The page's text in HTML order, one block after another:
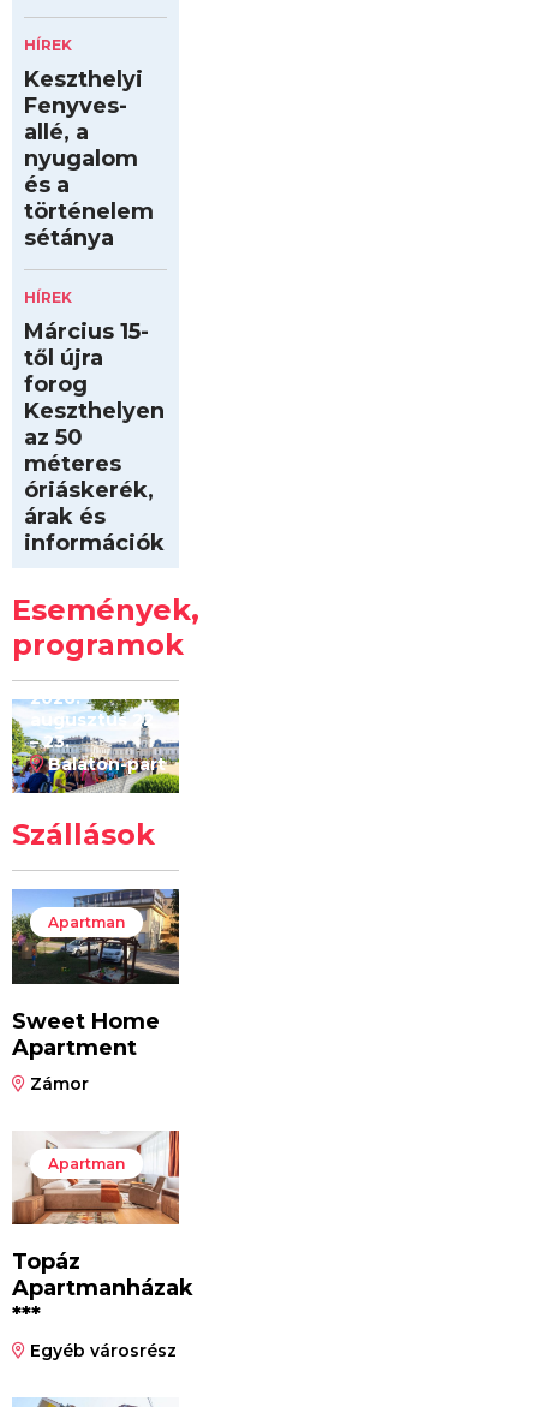
HÍREK
Keszthelyi
Fenyves-
allé, a
nyugalom
és a
történelem
sétánya
HÍREK
Március 15-
től újra
forog
Keszthelyen
az 50
méteres
óriáskerék,
árak és
információk
Események,
programok
Kilóméterek
2026
2026.
augusztus 22
– 23.
Balaton-part
Szállások
Apartman
Sweet Home
Apartment
Zámor
Apartman
Topáz
Apartmanházak
***
Egyéb városrész